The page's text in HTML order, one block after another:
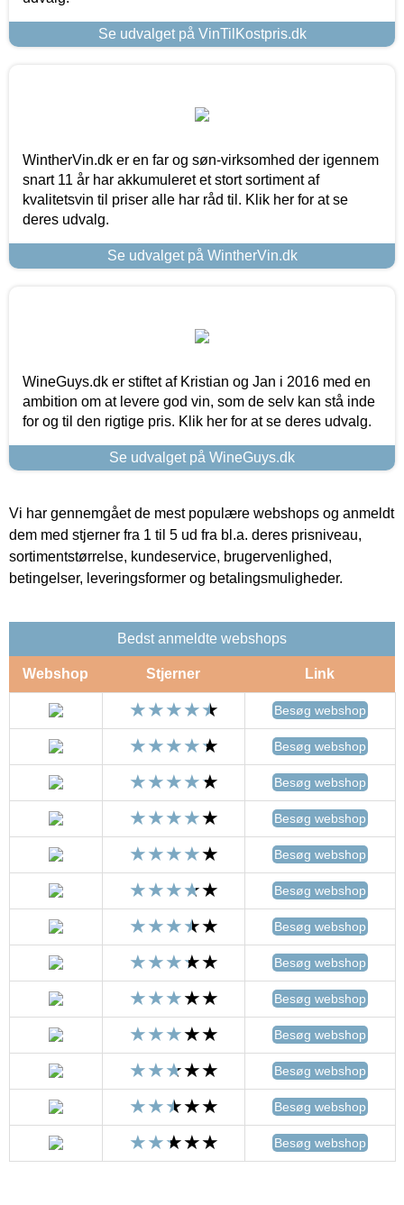
Se udvalget på VinTilKostpris.dk
WintherVin.dk er en far og søn-virksomhed der igennem
snart 11 år har akkumuleret et stort sortiment af
kvalitetsvin til priser alle har råd til. Klik her for at se
deres udvalg.
Se udvalget på WintherVin.dk
WineGuys.dk er stiftet af Kristian og Jan i 2016 med en
ambition om at levere god vin, som de selv kan stå inde
for og til den rigtige pris. Klik her for at se deres udvalg.
Se udvalget på WineGuys.dk
Vi har gennemgået de mest populære webshops og anmeldt
dem med stjerner fra 1 til 5 ud fra bl.a. deres prisniveau,
sortimentstørrelse, kundeservice, brugervenlighed,
betingelser, leveringsformer og betalingsmuligheder.
Bedst anmeldte webshops
Webshop Stjerner Link
Besøg webshop
Besøg webshop
Besøg webshop
Besøg webshop
Besøg webshop
Besøg webshop
Besøg webshop
Besøg webshop
Besøg webshop
Besøg webshop
Besøg webshop
Besøg webshop
Besøg webshop